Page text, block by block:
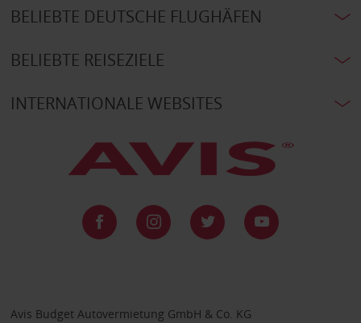
BELIEBTE DEUTSCHE FLUGHÄFEN
BELIEBTE REISEZIELE
INTERNATIONALE WEBSITES
Avis Budget Autovermietung GmbH & Co. KG